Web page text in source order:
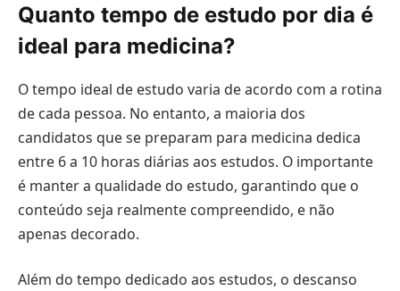
Quanto tempo de estudo por dia é
ideal para medicina?
O tempo ideal de estudo varia de acordo com a rotina
de cada pessoa. No entanto, a maioria dos
candidatos que se preparam para medicina dedica
entre 6 a 10 horas diárias aos estudos. O importante
é manter a qualidade do estudo, garantindo que o
conteúdo seja realmente compreendido, e não
apenas decorado.
Além do tempo dedicado aos estudos, o descanso